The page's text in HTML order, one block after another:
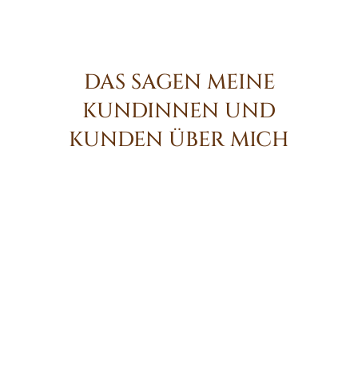
DAS SAGEN MEINE
KUNDINNEN UND
KUNDEN ÜBER MICH